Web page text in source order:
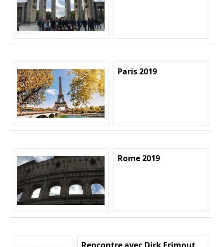
Paris 2019
Rome 2019